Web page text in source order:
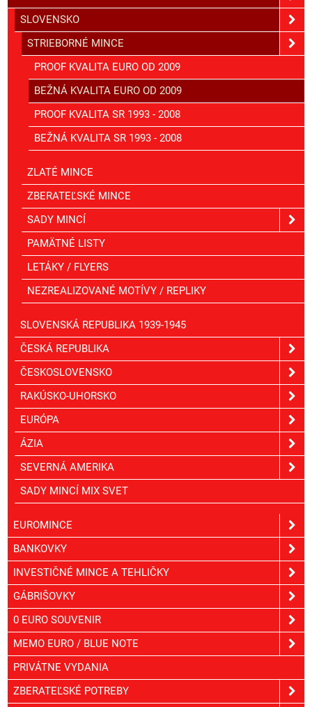
SLOVENSKO
STRIEBORNÉ MINCE
PROOF KVALITA EURO OD 2009
BEŽNÁ KVALITA EURO OD 2009
PROOF KVALITA SR 1993 - 2008
BEŽNÁ KVALITA SR 1993 - 2008
ZLATÉ MINCE
ZBERATEĽSKÉ MINCE
SADY MINCÍ
PAMÄTNÉ LISTY
LETÁKY / FLYERS
NEZREALIZOVANÉ MOTÍVY / REPLIKY
SLOVENSKÁ REPUBLIKA 1939-1945
ČESKÁ REPUBLIKA
ČESKOSLOVENSKO
RAKÚSKO-UHORSKO
EURÓPA
ÁZIA
SEVERNÁ AMERIKA
SADY MINCÍ MIX SVET
EUROMINCE
BANKOVKY
INVESTIČNÉ MINCE A TEHLIČKY
GÁBRIŠOVKY
0 EURO SOUVENIR
MEMO EURO / BLUE NOTE
PRIVÁTNE VYDANIA
ZBERATEĽSKÉ POTREBY